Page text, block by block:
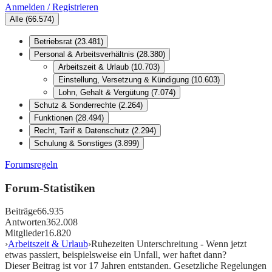
Anmelden / Registrieren
Alle (66.574)
Betriebsrat (23.481)
Personal & Arbeitsverhältnis (28.380)
Arbeitszeit & Urlaub (10.703)
Einstellung, Versetzung & Kündigung (10.603)
Lohn, Gehalt & Vergütung (7.074)
Schutz & Sonderrechte (2.264)
Funktionen (28.494)
Recht, Tarif & Datenschutz (2.294)
Schulung & Sonstiges (3.899)
Forumsregeln
Forum-Statistiken
Beiträge66.935
Antworten362.008
Mitglieder16.820
›Arbeitszeit & Urlaub›Ruhezeiten Unterschreitung - Wenn jetzt
etwas passiert, beispielsweise ein Unfall, wer haftet dann?
Dieser Beitrag ist vor 17 Jahren entstanden. Gesetzliche Regelungen